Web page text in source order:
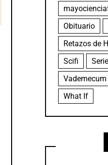
Obituario
Retazos de
Scifi
What If